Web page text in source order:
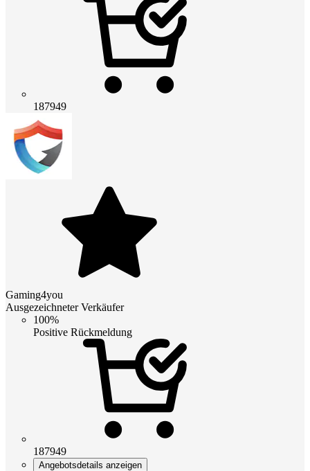
187949
Gaming4you
Ausgezeichneter Verkäufer
100%
Positive Rückmeldung
187949
Angebotsdetails anzeigen